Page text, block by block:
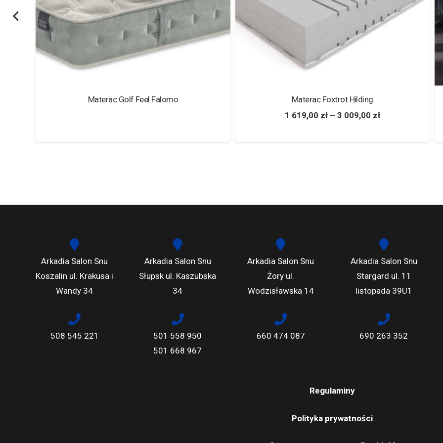
Materac Foxtrot Hilding
Materac Altair 3.5 PerDormire
4 209,00 zł –8 417,00 zł
Arkadia Salon Snu
Koszalin ul. Krakusa i
Wandy 34
Arkadia Salon Snu
Słupsk ul. Kaszubska
34
Arkadia Salon Snu
Żory ul.
Wodzisławska 14
Arkadia Salon Snu
Stargard ul. 11
listopada 39U1
508 545 221
501 558 950
501 668 967
660 474 087 690 263 352
Regulaminy
Polityka prywatności